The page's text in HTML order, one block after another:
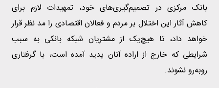
بانک مرکزی در تصمیم‌گیری‌های خود، تمهیدات لازم برای
کاهش آثار این اختلال‌ بر مردم و فعالان اقتصادی را مد نظر قرار
خواهد داد، تا هیچ‌یک از مشتریان شبکه بانکی به سبب
شرایطی که خارج از اراده آنان پدید آمده است، با گرفتاری
روبه‌رو نشوند.